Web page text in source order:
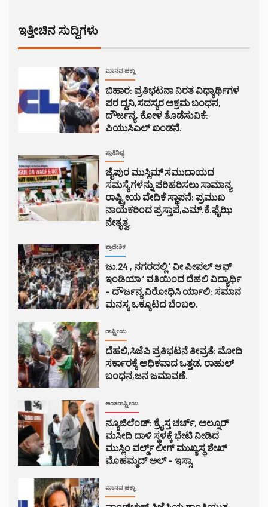
ಇತ್ತೀಚಿನ ಸುದ್ದಿಗಳು
ಮಾನವ ಹಕ್ಕು
ಬಿಹಾರ: ಪ್ರತಿಭಟನಾ ನಿರತ ವಿಧ್ಯಾರ್ಥಿಗಳ
ಪರ ದ್ವನಿ,ಸದಸ್ಯರ ಅಕ್ರಮ ಬಂಧನ,
ದೌರ್ಜನ್ಯ, ಕೋಳ ತೊಡೆಸುವಿಕೆ:
ಪಿಯುಸಿಎಲ್ ಖಂಡನೆ.
ಪ್ರಾತಿನಿಧ್ಯ
ಜೈಪುರ ಮುಸ್ಲಿಮ್ ಸಮುದಾಯದ
ಸಮಸ್ಯೆಗಳನ್ನು ಪರಿಹರಿಸಲು ಸಾಮಾನ್ಯ
ರಾಷ್ಟ್ರೀಯ ವೇದಿಕೆ ಸ್ಥಾಪನೆ: ಪ್ರಮುಖ
ನಾಯಕರಿಂದ ಪ್ರಸ್ತಾಪ,ಎಮ್.ಕೆ.ಫೈಝಿ
ನೇತೃತ್ವ.
ಪ್ರಾದೇಶಿಕ
ಜು.24 , ನಗರದಲ್ಲಿ ‘ ವೀ ಪೀಪಲ್ ಆಫ್
ಇಂಡಿಯಾ ‘ ವತಿಯಿಂದ ದೆಹಲಿ ವಿದ್ಯಾರ್ಥಿ
– ದೌರ್ಜನ್ಯ ವಿರೋಧಿಸಿ ರ್ಯಾಲಿ: ಸಮಾನ
ಮನಸ್ಕ ಒಕ್ಕೂಟದ ಬೆಂಬಲ.
ರಾಷ್ಟ್ರೀಯ
ದೆಹಲಿ,ಸಿಜೆಪಿ ಪ್ರತಿಭಟನೆ ತೀವ್ರತೆ: ಮೋದಿ
ಸರ್ಕಾರಕ್ಕೆ ಅಧಿಕವಾದ ಒತ್ತಡ, ರಾಹುಲ್
ಬಂಧನ,ಜನ ಜಮಾವಣೆ.
ಅಂತರಾಷ್ಟ್ರೀಯ
ನ್ಯೂಜಿಲೆಂಡ್: ಕ್ರೈಸ್ತ ಚರ್ಚ್, ಅಲ್ನೂರ್
ಮಸೀದಿ ದಾಳಿ ಸ್ಥಳಕ್ಕೆ ಭೇಟಿ ನೀಡಿದ
ಮುಸ್ಲಿಂ ವರ್ಲ್ಡ್ ಲೀಗ್ ಮುಖ್ಯಸ್ಥ ಶೇಖ್
ಮೊಹಮ್ಮದ್ ಅಲ್ – ಇಸ್ಸಾ.
ಮಾನವ ಹಕ್ಕು